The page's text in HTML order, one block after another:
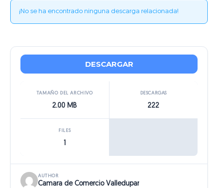
¡No se ha encontrado ninguna descarga relacionada!
DESCARGAR
TAMAÑO DEL ARCHIVO
2.00 MB
DESCARGAS
222
FILES
AUTHOR
Camara de Comercio Valledupar